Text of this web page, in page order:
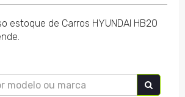
estoque de Carros HYUNDAI HB20